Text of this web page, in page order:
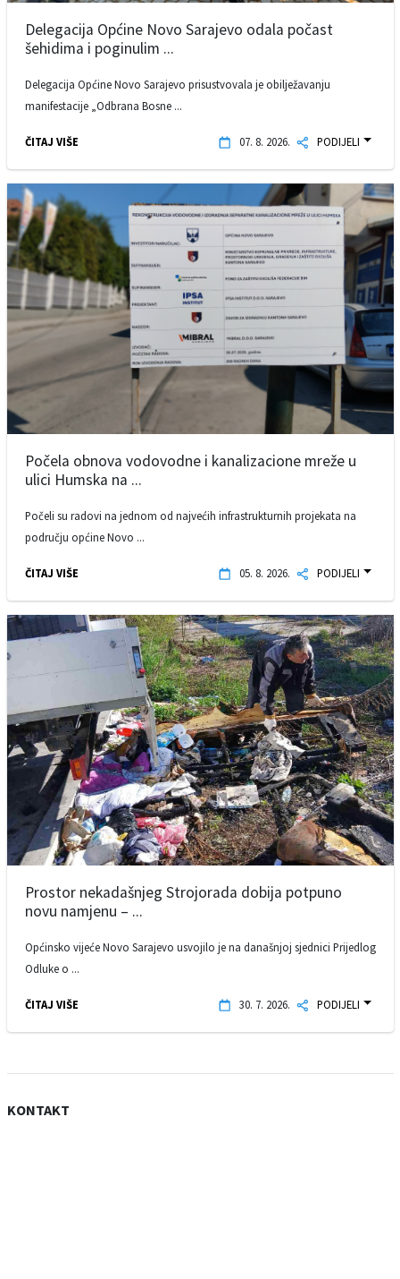
Delegacija Općine Novo Sarajevo odala počast
šehidima i poginulim ...
Delegacija Općine Novo Sarajevo prisustvovala je obilježavanju
manifestacije „Odbrana Bosne ...
ČITAJ VIŠE 07. 8. 2026. PODIJELI
Počela obnova vodovodne i kanalizacione mreže u
ulici Humska na ...
Počeli su radovi na jednom od najvećih infrastrukturnih projekata na
području općine Novo ...
ČITAJ VIŠE 05. 8. 2026. PODIJELI
Prostor nekadašnjeg Strojorada dobija potpuno
novu namjenu – ...
Općinsko vijeće Novo Sarajevo usvojilo je na današnjoj sjednici Prijedlog
Odluke o ...
ČITAJ VIŠE 30. 7. 2026. PODIJELI
KONTAKT